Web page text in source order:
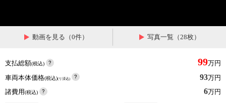
動画を見る（0件） 写真一覧（28枚）
支払総額(税込) 99万円
車両本体価格(税込)(リ済込) 93万円
諸費用(税込) 6万円